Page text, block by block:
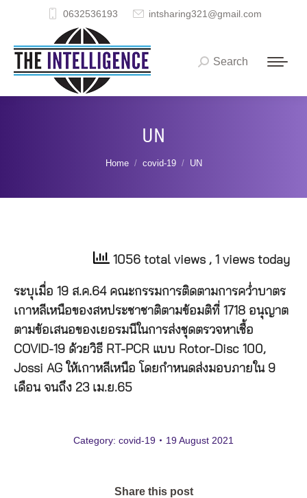
0632536193 intsharing321@gmail.com
Search:
Search
UN
You are here:
Home covid-19 UN
1056 total views , 1 views today
ระบุเมื่อ 19 ส.ค.64 คณะกรรมการติดตามการคว่ำบาตร
เกาหลีเหนือของสหประชาชาติตามข้อมติที่ 1718 อนุญาต
ตามข้อเสนอของเยอรมนีในการส่งชุดตรวจหาเชื้อ
COVID-19 ด้วยวิธี RT-PCR แบบ Rotor-Disc 100,
Jossi AG ให้เกาหลีเหนือ โดยกำหนดส่งมอบภายใน 9
เดือน จนถึง 23 เม.ย.65
Category: covid-19 19 August 2021
Share this post